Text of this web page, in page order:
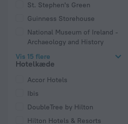
St. Stephen's Green
Guinness Storehouse
National Museum of Ireland -
Archaeology and History
Vis 15 flere
Hotelkæde
Accor Hotels
Ibis
DoubleTree by Hilton
Hilton Hotels & Resorts